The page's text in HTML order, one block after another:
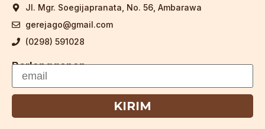
Jl. Mgr. Soegijapranata, No. 56, Ambarawa
gerejago@gmail.com
(0298) 591028
Berlangganan
KIRIM